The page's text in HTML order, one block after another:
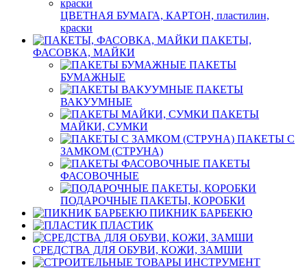
ЦВЕТНАЯ БУМАГА, КАРТОН, пластилин,
краски
ПАКЕТЫ,
ФАСОВКА, МАЙКИ
ПАКЕТЫ
БУМАЖНЫЕ
ПАКЕТЫ
ВАКУУМНЫЕ
ПАКЕТЫ
МАЙКИ, СУМКИ
ПАКЕТЫ С
ЗАМКОМ (СТРУНА)
ПАКЕТЫ
ФАСОВОЧНЫЕ
ПОДАРОЧНЫЕ ПАКЕТЫ, КОРОБКИ
ПИКНИК БАРБЕКЮ
ПЛАСТИК
СРЕДСТВА ДЛЯ ОБУВИ, КОЖИ, ЗАМШИ